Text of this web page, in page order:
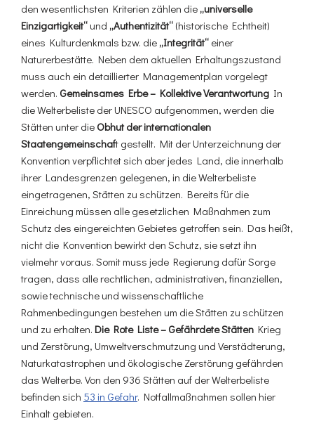
den wesentlichsten Kriterien zählen die „universelle
Einzigartigkeit“ und „Authentizität“ (historische Echtheit)
eines Kulturdenkmals bzw. die „Integrität“ einer
Naturerbestätte. Neben dem aktuellen Erhaltungszustand
muss auch ein detaillierter Managementplan vorgelegt
werden. Gemeinsames Erbe – Kollektive Verantwortung In
die Welterbeliste der UNESCO aufgenommen, werden die
Stätten unter die Obhut der internationalen
Staatengemeinschaft gestellt. Mit der Unterzeichnung der
Konvention verpflichtet sich aber jedes Land, die innerhalb
ihrer Landesgrenzen gelegenen, in die Welterbeliste
eingetragenen, Stätten zu schützen. Bereits für die
Einreichung müssen alle gesetzlichen Maßnahmen zum
Schutz des eingereichten Gebietes getroffen sein. Das heißt,
nicht die Konvention bewirkt den Schutz, sie setzt ihn
vielmehr voraus. Somit muss jede Regierung dafür Sorge
tragen, dass alle rechtlichen, administrativen, finanziellen,
sowie technische und wissenschaftliche
Rahmenbedingungen bestehen um die Stätten zu schützen
und zu erhalten. Die Rote Liste – Gefährdete Stätten Krieg
und Zerstörung, Umweltverschmutzung und Verstädterung,
Naturkatastrophen und ökologische Zerstörung gefährden
das Welterbe. Von den 936 Stätten auf der Welterbeliste
befinden sich 53 in Gefahr. Notfallmaßnahmen sollen hier
Einhalt gebieten.